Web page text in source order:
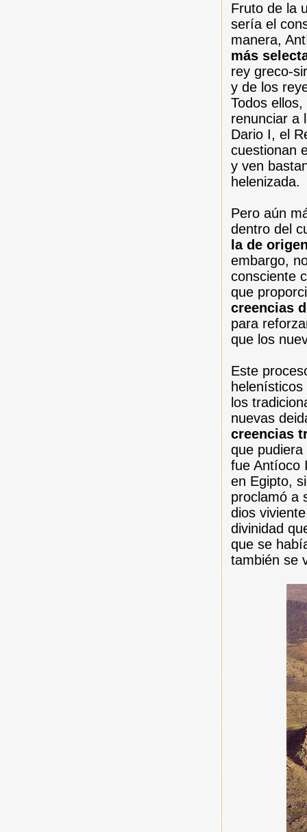
Fruto de la
sería el
manera,
más
rey greco-
y de los
Todos
renunciar a
Dario I, el
cuestionan
y ven
helenizada.
Pero aún
dentro del
la de
embargo,
consciente
que
creencias
para
que los
Este
los
nuevas
creencias
que
fue Antíoco
en Egipto,
proclamó a
dios
divinidad
que se
también se